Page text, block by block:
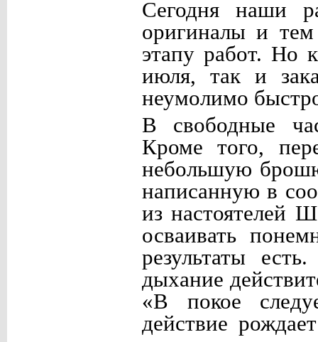
Сегодня наши
оригиналы и
этапу работ. Но
июля, так и
неумолимо
В свободные
Кроме того,
небольшую
написанную в
из настоятелей
осваивать
результаты
дыхание
«В покое
действие